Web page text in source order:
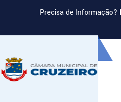
Precisa de Informação?